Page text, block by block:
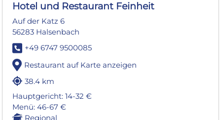
Hotel und Restaurant Feinheit
Auf der Katz 6
56283 Halsenbach
+49 6747 9500085
Restaurant auf Karte anzeigen
38.4 km
Hauptgericht: 14-32 €
Menü: 46-67 €
Regional